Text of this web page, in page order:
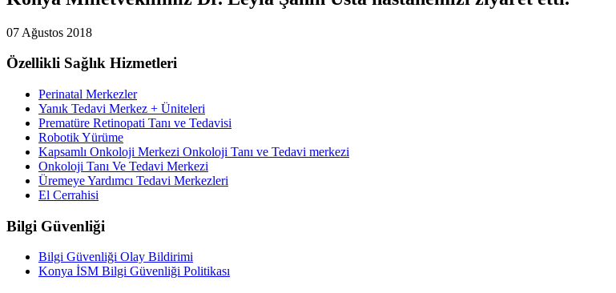
07 Ağustos 2018
Özellikli Sağlık Hizmetleri
Perinatal Merkezler
Yanık Tedavi Merkez + Üniteleri
Prematüre Retinopati Tanı ve Tedavisi
Robotik Yürüme
Kapsamlı Onkoloji Merkezi Onkoloji Tanı ve Tedavi merkezi
Onkoloji Tanı Ve Tedavi Merkezi
Üremeye Yardımcı Tedavi Merkezleri
El Cerrahisi
Bilgi Güvenliği
Bilgi Güvenliği Olay Bildirimi
Konya İSM Bilgi Güvenliği Politikası